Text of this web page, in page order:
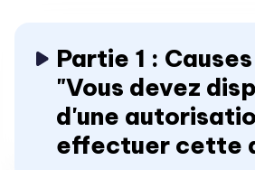
Partie 1 :
"Vous devez
d'une
effectuer cette